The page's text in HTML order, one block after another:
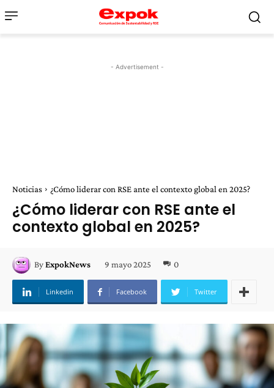
- Advertisement -
Noticias ¿Cómo liderar con RSE ante el contexto global en 2025?
¿Cómo liderar con RSE ante el
contexto global en 2025?
ByExpokNews 9 mayo 2025 0
Linkedin Facebook Twitter